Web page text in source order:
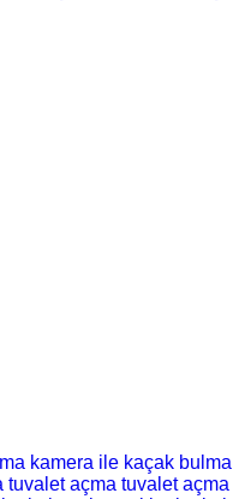
kamera ile kaçak bulma
tuvalet açma tuvalet açma